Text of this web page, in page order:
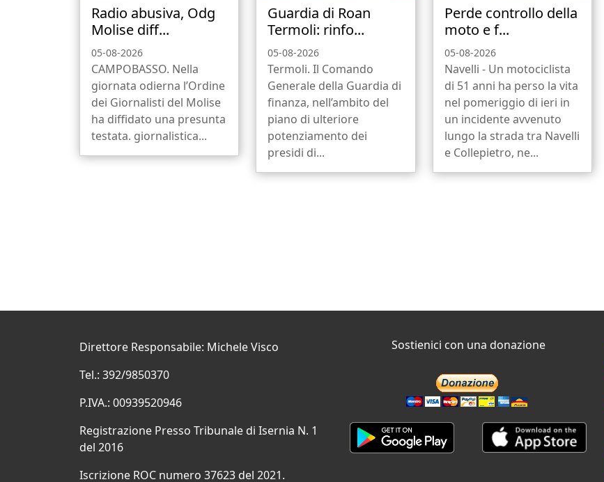
Radio abusiva, Odg
Molise diff...
05-08-2026
CAMPOBASSO. Nella
giornata odierna l’Ordine
dei Giornalisti del Molise
ha diffidato una presunta
testata. giornalistica...
Guardia di Roan
Termoli: rinfo...
05-08-2026
Termoli. Il Comando
Generale della Guardia di
finanza, nell’ambito del
piano di ulteriore
potenziamento dei
presidi di...
Perde controllo della
moto e f...
05-08-2026
Navelli - Un motociclista
di 51 anni ha perso la vita
nel pomeriggio di ieri in
un incidente avvenuto
lungo la strada tra Navelli
e Collepietro, ne...
Direttore Responsabile: Michele Visco
Tel.: 392/9850370
P.IVA.: 00939520946
Registrazione Presso Tribunale di Isernia N. 1
del 2016
Iscrizione ROC numero 37623 del 2021.
Sostienici con una donazione